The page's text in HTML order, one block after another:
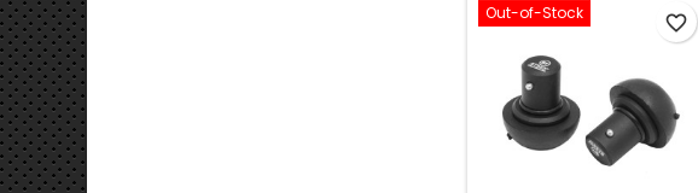
Out-of-Stock favorite_border